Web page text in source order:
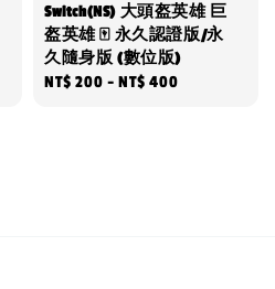
Switch(NS) 大頭盔英雄 巨
盔英雄 🀄 永久認證版/永
久隨身版 (數位版)
Regular
NT$ 200 -NT$ 400